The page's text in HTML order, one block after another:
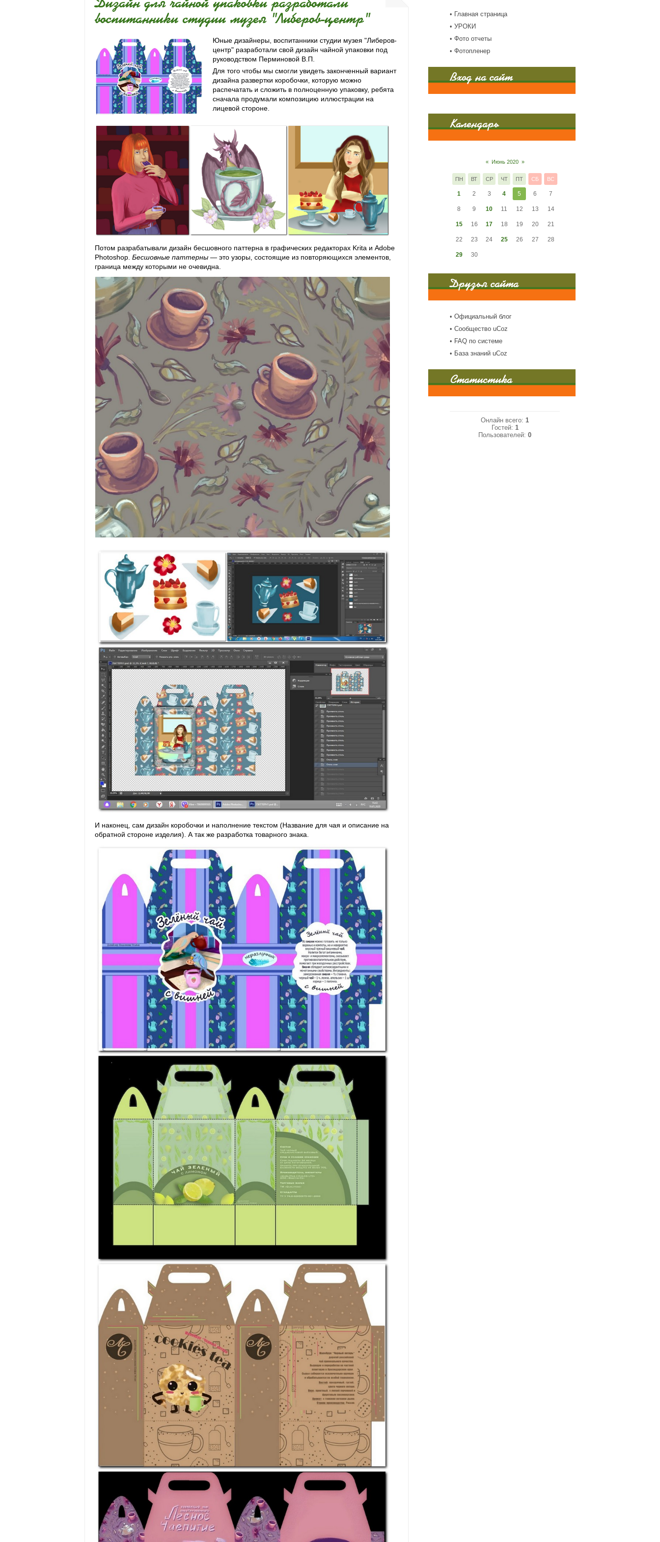
воспитанники студии музея "Либеров-центр"
Юные дизайнеры, воспитанники студии музея "Либеров-
центр" разработали свой дизайн чайной упаковки под
руководством Перминовой В.П.
Для того чтобы мы смогли увидеть законченный вариант
дизайна развертки коробочки, которую можно
распечатать и сложить в полноценную упаковку, ребята
сначала продумали композицию иллюстрации на
лицевой стороне.
Потом разрабатывали дизайн бесшовного паттерна в графических редакторах Krita и Adobe
Photoshop. Бесшовные паттерны — это узоры, состоящие из повторяющихся элементов
граница между которыми не очевидна.
И наконец, сам дизайн коробочки и наполнение текстом (Название для чая и описание на
обратной стороне изделия). А так же разработка товарного знака.
Главная страница
УРОКИ
Фото отчеты
Фотопленер
Вход на сайт
Календарь
« Июнь 2020 »
ПН ВТ СР ЧТ ПТ СБ ВС
1 2 3 4 5 6 7
8 9 10 11 12 13 14
15 16 17 18 19 20 21
22 23 24 25 26 27 28
29 30
Друзья сайта
Официальный блог
Сообщество uCoz
FAQ по системе
База знаний uCoz
Статистика
Онлайн всего: 1
Гостей: 1
Пользователей: 0